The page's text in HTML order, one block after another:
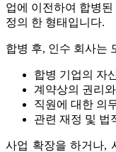
업에 이전하여 합병
정의 한 형태입니다.
합병 후, 인수 회사는
합병 기업의 자
계약상의 권리
직원에 대한 의
관련 재정 및 법
사업 확장을 하거나,